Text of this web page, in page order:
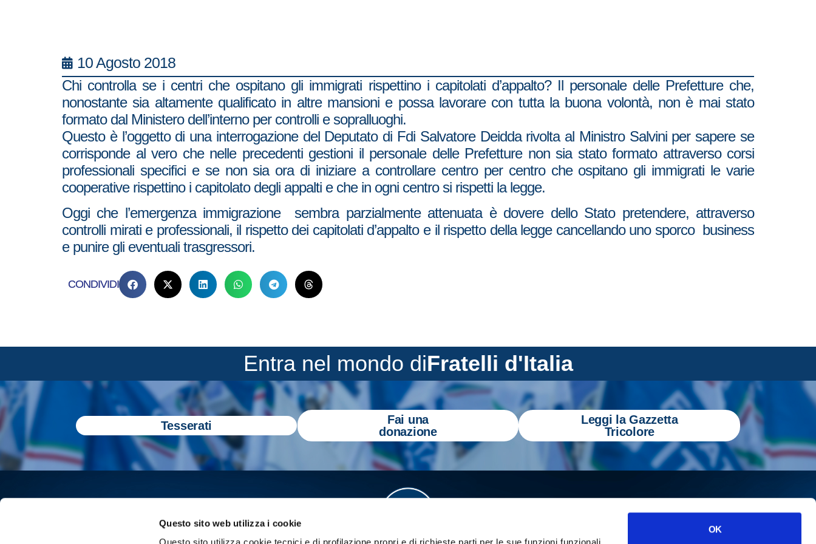
Questo sito web utilizza i cookie
OK
10 Agosto 2018
Chi controlla se i centri che ospitano gli immigrati rispettino i capitolati d’appalto? Il personale delle Prefetture che,
nonostante sia altamente qualificato in altre mansioni e possa lavorare con tutta la buona volontà, non è mai stato
formato dal Ministero dell’interno per controlli e sopralluoghi.
Questo è l’oggetto di una interrogazione del Deputato di Fdi Salvatore Deidda rivolta al Ministro Salvini per sapere se
corrisponde al vero che nelle precedenti gestioni il personale delle Prefetture non sia stato formato attraverso corsi
professionali specifici e se non sia ora di iniziare a controllare centro per centro che ospitano gli immigrati le varie
cooperative rispettino i capitolato degli appalti e che in ogni centro si rispetti la legge.
Oggi che l’emergenza immigrazione sembra parzialmente attenuata è dovere dello Stato pretendere, attraverso
controlli mirati e professionali, il rispetto dei capitolati d’appalto e il rispetto della legge cancellando uno sporco business
e punire gli eventuali trasgressori.
CONDIVIDI
Entra nel mondo diFratelli d'Italia
Tesserati
Fai una
donazione
Leggi la Gazzetta
Tricolore